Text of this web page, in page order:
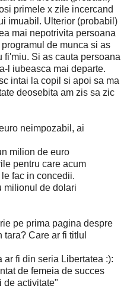
primele x zile incercand
imuabil. Ulterior (probabil)
mai nepotrivita persoana
de munca si as
fi'miu. Si as cauta persoana
l iubeasca mai departe.
intai la copil si apoi sa ma
deosebita am zis sa zic
neimpozabil, ai
milion de euro
pentru care acum
fac in concedii.
milionul de dolari
pe prima pagina despre
Care ar fi titlul
fi din seria Libertatea :):
de femeia de succes
de activitate"